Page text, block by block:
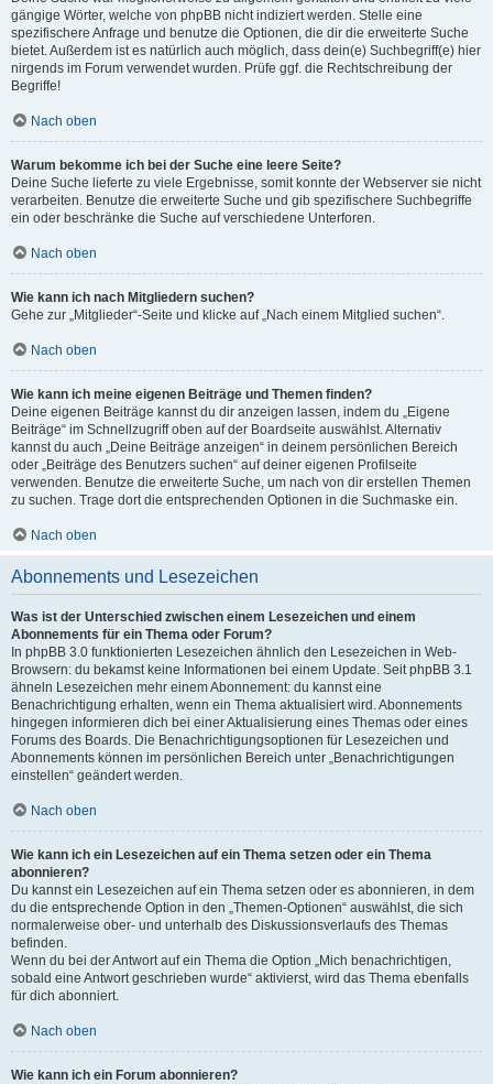
gängige Wörter, welche von phpBB nicht indiziert werden. Stelle eine
spezifischere Anfrage und benutze die Optionen, die dir die erweiterte Suche
bietet. Außerdem ist es natürlich auch möglich, dass dein(e) Suchbegriff(e) hier
nirgends im Forum verwendet wurden. Prüfe ggf. die Rechtschreibung der
Begriffe!
Nach oben
Warum bekomme ich bei der Suche eine leere Seite?
Deine Suche lieferte zu viele Ergebnisse, somit konnte der Webserver sie nicht
verarbeiten. Benutze die erweiterte Suche und gib spezifischere Suchbegriffe
ein oder beschränke die Suche auf verschiedene Unterforen.
Nach oben
Wie kann ich nach Mitgliedern suchen?
Gehe zur „Mitglieder“-Seite und klicke auf „Nach einem Mitglied suchen“.
Nach oben
Wie kann ich meine eigenen Beiträge und Themen finden?
Deine eigenen Beiträge kannst du dir anzeigen lassen, indem du „Eigene
Beiträge“ im Schnellzugriff oben auf der Boardseite auswählst. Alternativ
kannst du auch „Deine Beiträge anzeigen“ in deinem persönlichen Bereich
oder „Beiträge des Benutzers suchen“ auf deiner eigenen Profilseite
verwenden. Benutze die erweiterte Suche, um nach von dir erstellen Themen
zu suchen. Trage dort die entsprechenden Optionen in die Suchmaske ein.
Nach oben
Abonnements und Lesezeichen
Was ist der Unterschied zwischen einem Lesezeichen und einem
Abonnements für ein Thema oder Forum?
In phpBB 3.0 funktionierten Lesezeichen ähnlich den Lesezeichen in Web-
Browsern: du bekamst keine Informationen bei einem Update. Seit phpBB 3.1
ähneln Lesezeichen mehr einem Abonnement: du kannst eine
Benachrichtigung erhalten, wenn ein Thema aktualisiert wird. Abonnements
hingegen informieren dich bei einer Aktualisierung eines Themas oder eines
Forums des Boards. Die Benachrichtigungsoptionen für Lesezeichen und
Abonnements können im persönlichen Bereich unter „Benachrichtigungen
einstellen“ geändert werden.
Nach oben
Wie kann ich ein Lesezeichen auf ein Thema setzen oder ein Thema
abonnieren?
Du kannst ein Lesezeichen auf ein Thema setzen oder es abonnieren, in dem
du die entsprechende Option in den „Themen-Optionen“ auswählst, die sich
normalerweise ober- und unterhalb des Diskussionsverlaufs des Themas
befinden.
Wenn du bei der Antwort auf ein Thema die Option „Mich benachrichtigen,
sobald eine Antwort geschrieben wurde“ aktivierst, wird das Thema ebenfalls
für dich abonniert.
Nach oben
Wie kann ich ein Forum abonnieren?